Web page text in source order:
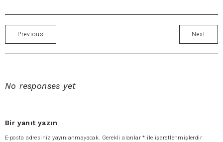
Previous Next
No responses yet
Bir yanıt yazın
E-posta adresiniz yayınlanmayacak. Gerekli alanlar* ile işaretlenmişlerdir